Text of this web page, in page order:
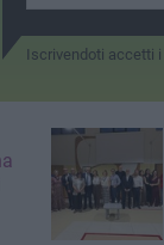
Iscrivendoti accetti i